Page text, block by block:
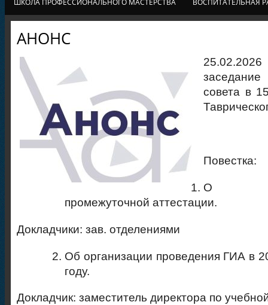
ШКОЛА ПРОФЕССИОНАЛЬНОГО МАСТЕРСТВА ВОСПИТАТЕЛЬНАЯ
АНОНС
совета в
Повестка:
О
промежуточной аттестации.
Докладчики: зав. отделениями
Об организации проведения ГИА в
году.
Докладчик: заместитель директора по